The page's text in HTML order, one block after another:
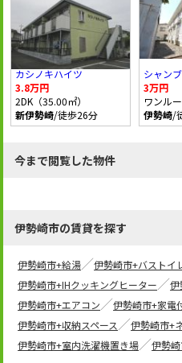
カシノキハイツ
3.8万円
2DK（35.00㎡）
新伊勢崎/徒歩26分
シャン
3万円
ワンル
伊勢崎/
今まで閲覧した物件
伊勢崎市の賃貸を探す
伊勢崎市+給湯 伊勢崎市+バストイ
伊勢崎市+IHクッキングヒーター
伊
伊勢崎市+エアコン
伊勢崎市+家電
伊勢崎市+収納スペース
伊勢崎市+
伊勢崎市+室内洗濯機置き場
伊勢